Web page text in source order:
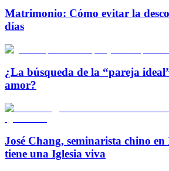
Matrimonio: Cómo evitar la
días
¿La búsqueda de la “pareja
amor?
José Chang, seminarista chino
tiene una Iglesia viva